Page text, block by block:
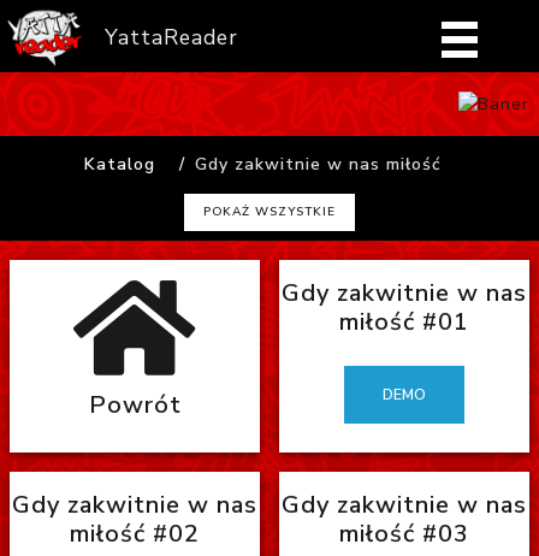
YattaReader
Pobierz
Mangi
Zaloguj się
Katalog Gdy zakwitnie w nas miłość
POKAŻ WSZYSTKIE
Powrót
Gdy zakwitnie w nas
miłość #01
DEMO
Gdy zakwitnie w nas
miłość #02
Gdy zakwitnie w nas
miłość #03